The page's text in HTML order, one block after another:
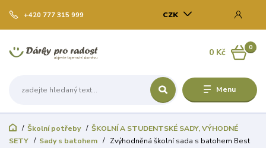
Menu
CZK
+420 777 315 999
0
0 Kč
Školní potřeby
ŠKOLNÍ A STUDENTSKÉ SADY, VÝHODNÉ
SETY
Sady s batohem
Zvýhodněná školní sada s batohem Best